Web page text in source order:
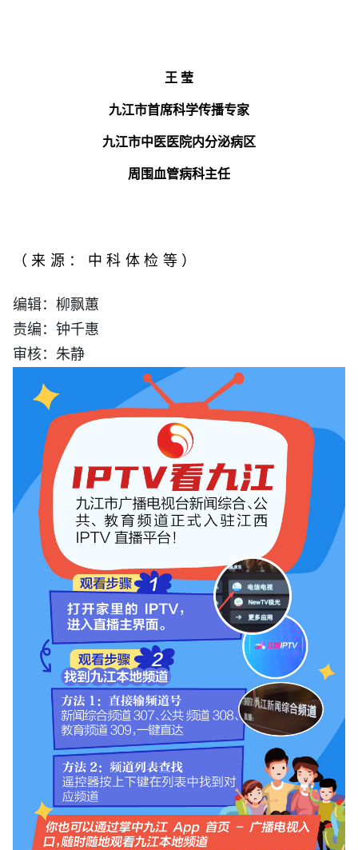
王 莹
九江市首席科学传播专家
九江市中医医院内分泌病区
周围血管病科主任
（ 来源：中科体检等 ）
编辑：柳飘蕙
责编：钟千惠
审核：朱静